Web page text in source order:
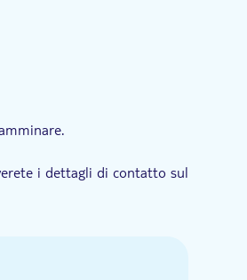
i dettagli di contatto sul